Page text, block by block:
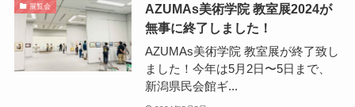
展覧会
AZUMAs美術学院 教室展2024が
無事に終了しました！
AZUMAs美術学院 教室展が終了致し
ました！今年は5月2日〜5日まで、
新潟県民会館ギ...